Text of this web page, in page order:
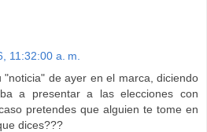
11:32:00 a. m.
"noticia" de ayer en el marca, diciendo
a presentar a las elecciones con
pretendes que alguien te tome en
dices???